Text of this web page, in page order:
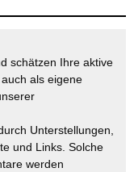
schätzen Ihre aktive
als eigene
Unterstellungen,
und Links. Solche
werden